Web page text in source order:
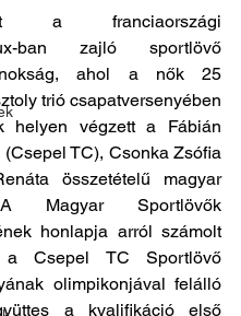
a franciaországi
ban zajló sportlövő
ahol a nők 25
trió csapatversenyében
helyen végzett a Fábián
TC), Csonka Zsófia
összetételű magyar
Magyar Sportlövők
honlapja arról számolt
Csepel TC Sportlövő
olimpikonjával felálló
a kvalifikáció első